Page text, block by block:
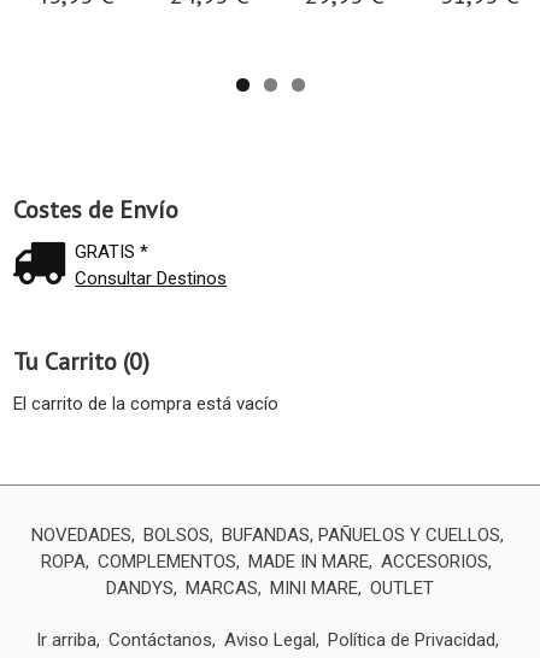
Costes de Envío
GRATIS *
Consultar Destinos
Tu Carrito (0)
El carrito de la compra está vacío
NOVEDADES BOLSOS
BUFANDAS, PAÑUELOS Y CUELLOS
ROPA COMPLEMENTOS MADE IN MARE ACCESORIOS
DANDYS
MARCAS MINI MARE OUTLET
Ir arriba Contáctanos Aviso Legal
Política de Privacidad